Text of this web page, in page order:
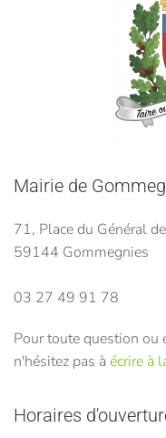
Mairie de
71, Place du Général
59144 Gommegnies
03 27 49 91 78
Pour toute question ou
n'hésitez pas à écrire à
Horaires